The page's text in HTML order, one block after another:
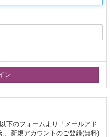
下のフォームより「メールアド
、新規アカウントのご登録(無料)